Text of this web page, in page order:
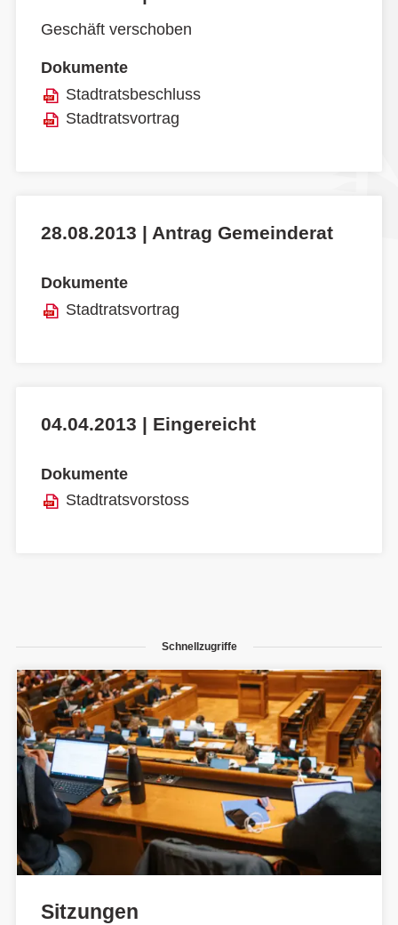
Geschäft verschoben
Dokumente
Stadtratsbeschluss
Stadtratsvortrag
28.08.2013 | Antrag Gemeinderat
Dokumente
Stadtratsvortrag
04.04.2013 | Eingereicht
Dokumente
Stadtratsvorstoss
Schnellzugriffe
Sitzungen